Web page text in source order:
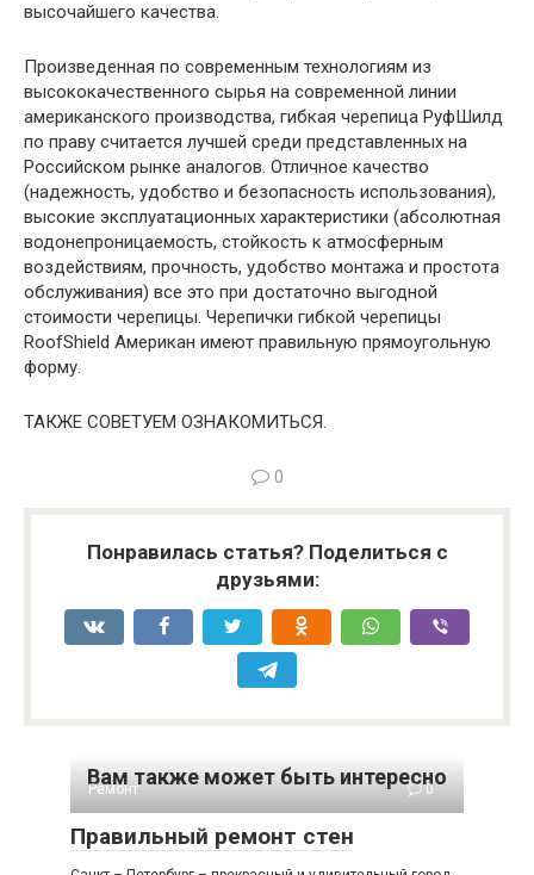
высочайшего качества.
Произведенная по современным технологиям из
высококачественного сырья на современной линии
американского производства, гибкая черепица РуфШилд
по праву считается лучшей среди представленных на
Российском рынке аналогов. Отличное качество
(надежность, удобство и безопасность использования),
высокие эксплуатационных характеристики (абсолютная
водонепроницаемость, стойкость к атмосферным
воздействиям, прочность, удобство монтажа и простота
обслуживания) все это при достаточно выгодной
стоимости черепицы. Черепички гибкой черепицы
RoofShield Американ имеют правильную прямоугольную
форму.
ТАКЖЕ СОВЕТУЕМ ОЗНАКОМИТЬСЯ.
0
Понравилась статья? Поделиться с
друзьями:
Вам также может быть интересно
Ремонт 0
Правильный ремонт стен